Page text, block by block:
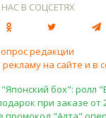
В СОЦСЕТЯХ
редакции
на сайте и в
бох": ролл
при заказе от